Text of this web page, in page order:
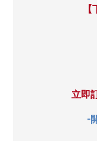
立即
-